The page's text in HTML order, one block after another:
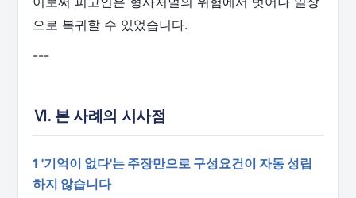
으로 복귀할 수 있었습니다.
---
Ⅵ. 본 사례의 시사점
1 '기억이 없다'는 주장만으로 구성요건이 자동 성립
하지 않습니다